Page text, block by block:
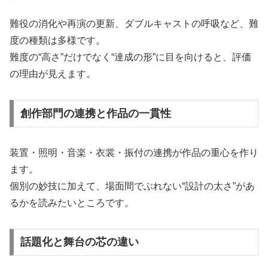
難役の消化や再演の更新、ダブルキャストの呼吸など、難
度の種類は多様です。
難度の“高さ”だけでなく“達成の形”に目を向けると、評価
の理由が見えます。
創作部門の連携と作品の一貫性
装置・照明・音楽・衣裳・振付の連携が作品の重心を作り
ます。
個別の妙技に加えて、場面間でぶれない“設計の太さ”があ
るかを読みたいところです。
話題化と舞台の芯の違い